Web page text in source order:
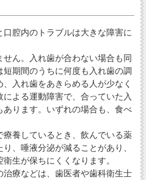
口腔内のトラブルは大きな障害に
ん。入れ歯が合わない場合も同
期間のうちに何度も入れ歯の調
入れ歯をあきらめる人が少なく
よる運動障害で、合っていた入
ります。いずれの場合も、食べ
養しているとき、飲んでいる薬
、唾液分泌が減ることがあり、
生が保ちにくくなります。
療などは、歯医者や歯科衛生士